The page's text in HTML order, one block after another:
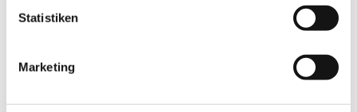
Statistiken
Marketing